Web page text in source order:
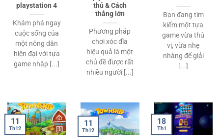
playstation 4
Khám phá ngay
cuộc sống của
một nông dân
hiện đại với tựa
game nhập [...]
thủ & Cách
thắng lớn
Phương pháp
chơi xóc đĩa
hiệu quả là một
chủ đề được rất
nhiều người [...]
Bạn đang tìm
kiếm một tựa
game vừa thú
vị, vừa nhẹ
nhàng để giải
[...]
11
Th12
11
Th12
18
Th1